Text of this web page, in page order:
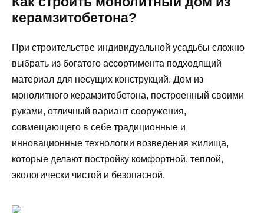
керамзитобетона?
При строительстве индивидуальной усадьбы сложно
выбрать из богатого ассортимента подходящий
материал для несущих конструкций. Дом из
монолитного керамзитобетона, построенный своими
руками, отличный вариант сооружения,
совмещающего в себе традиционные и
инновационные технологии возведения жилища,
которые делают постройку комфортной, теплой,
экологически чистой и безопасной.